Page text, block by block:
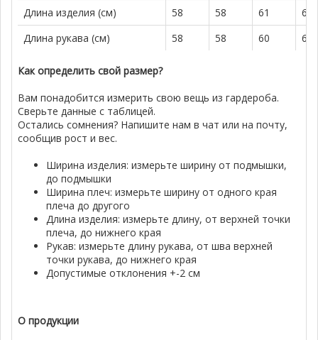
Длина изделия (см)
58 58 61
61
Длина рукава (см)
58 58 60 62
Как определить свой размер?
Вам понадобится измерить свою вещь из гардероба.
Сверьте данные с таблицей.
Остались сомнения? Напишите нам в чат или на почту,
сообщив рост и вес.
Ширина изделия: измерьте ширину от подмышки,
до подмышки
Ширина плеч: измерьте ширину от одного края
плеча до другого
Длина изделия: измерьте длину, от верхней точки
плеча, до нижнего края
Рукав: измерьте длину рукава, от шва верхней
точки рукава, до нижнего края
Допустимые отклонения +-2 см
О продукции